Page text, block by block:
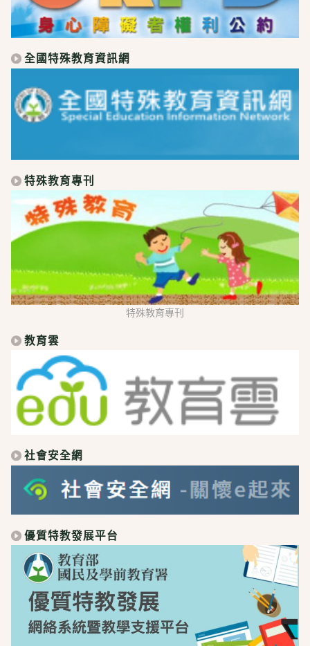
全國特殊教育資訊網
特殊教育專刊
特殊教育專刊
教育雲
社會安全網
優質特教發展平台